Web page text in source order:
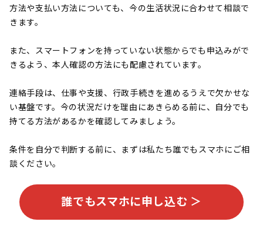
方法や支払い方法についても、今の生活状況に合わせて相談で
きます。
また、スマートフォンを持っていない状態からでも申込みがで
きるよう、本人確認の方法にも配慮されています。
連絡手段は、仕事や支援、行政手続きを進めるうえで欠かせな
い基盤です。今の状況だけを理由にあきらめる前に、自分でも
持てる方法があるかを確認してみましょう。
条件を自分で判断する前に、まずは私たち誰でもスマホにご相
談ください。
誰でもスマホに申し込む ＞